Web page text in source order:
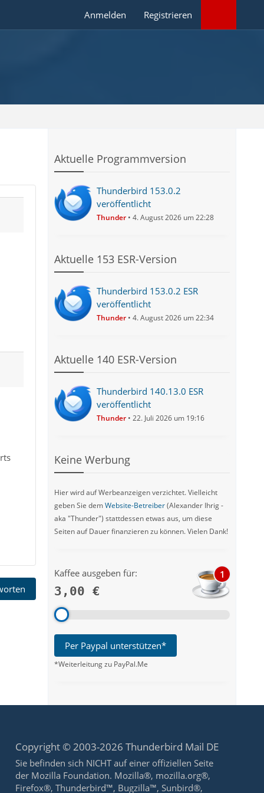
Anmelden Registrieren
Aktuelle Programmversion
Thunderbird 153.0.2
veröffentlicht
Thunder 4. August 2026 um 22:28
Aktuelle 153 ESR-Version
Thunderbird 153.0.2 ESR
veröffentlicht
Thunder 4. August 2026 um 22:34
Aktuelle 140 ESR-Version
Thunderbird 140.13.0 ESR
veröffentlicht
Thunder 22. Juli 2026 um 19:16
Keine Werbung
Hier wird auf Werbeanzeigen verzichtet. Vielleicht
geben Sie demWebsite-Betreiber(Alexander Ihrig -
aka "Thunder") stattdessen etwas aus, um diese
Seiten auf Dauer finanzieren zu können. Vielen Dank!
Kaffee ausgeben für:
3,00 €
1
Per Paypal unterstützen*
*Weiterleitung zu PayPal.Me
Copyright © 2003-2026 Thunderbird Mail DE
Sie befinden sich NICHT auf einer offiziellen Seite
der Mozilla Foundation. Mozilla®, mozilla.org®,
Firefox®, Thunderbird™, Bugzilla™, Sunbird®,